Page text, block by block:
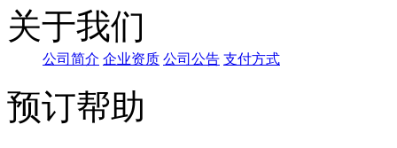
关于我们
公司简介 企业资质 公司公告 支付方式
预订帮助